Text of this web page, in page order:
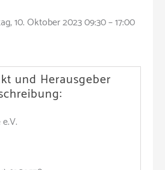
10. Oktober 2023 09:30 – 17:00
und Herausgeber